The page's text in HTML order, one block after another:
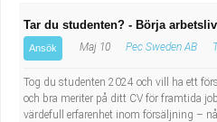
Tar du studenten? - Börja
Ansök Maj 10 Pec Sweden AB
Tog du studenten 2024 och vill ha ett
och bra meriter på ditt CV för framtida
värdefull erfarenhet inom försäljning –